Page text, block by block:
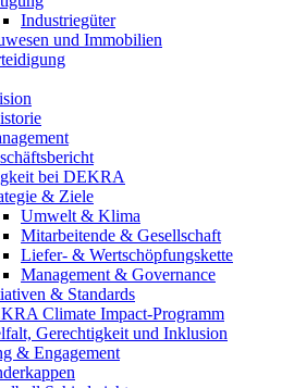
Industriegüter
und Immobilien
bei DEKRA
& Ziele
Umwelt & Klima
Mitarbeitende & Gesellschaft
Liefer- & Wertschöpfungskette
Management & Governance
& Standards
Climate Impact-Programm
Gerechtigkeit und Inklusion​
& Engagement